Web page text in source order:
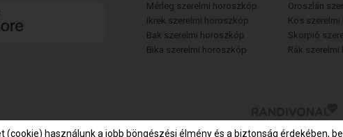
Mérleg szerelmi horoszkóp
Ikrek szerelmi horoszkóp
Bak szerelmi horoszkóp
Bika szerelmi horoszkóp
Oroszlán
Kos
Skorpió
Rák
(cookie) használunk a jobb böngészési élmény és a biztonság érdekében,